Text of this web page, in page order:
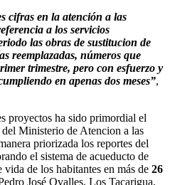
cifras en la atención a las
a los servicios
las obras de sustitucion de
reemplazadas, números que
trimestre, pero con esfuerzo y
en apenas dos meses”,
proyectos ha sido primordial el
Ministerio de Atencion a las
priorizada los reportes del
el sistema de acueducto de
de los habitantes en más de 26
José Ovalles, Los Tacarigua,